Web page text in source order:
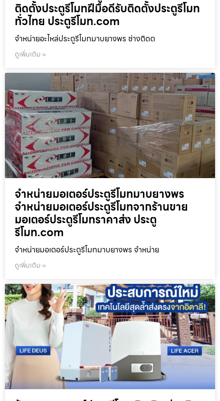
ติดตั้งประตูรีโมทฝีมือดีรับติดตั้งประตูรีโมท
ทั่วไทย ประตูรีโมท.com
จำหน่ายอะไหล่ประตูรีโมทมาบยางพร ช่างติดต
ดูเพิ่มเติม »
จำหน่ายมอเตอร์ประตูรีโมทมาบยางพร
จำหน่ายมอเตอร์ประตูรีโมทจากร้านขาย
มอเตอร์ประตูรีโมทราคาส่ง ประตู
รีโมท.com
จำหน่ายมอเตอร์ประตูรีโมทมาบยางพร จำหน่าย
ดูเพิ่มเติม »